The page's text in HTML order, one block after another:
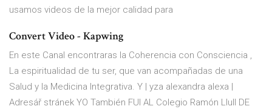
usamos videos de la mejor calidad para
Convert Video - Kapwing
En este Canal encontraras la Coherencia con Consciencia ,
La espiritualidad de tu ser, que van acompañadas de una
Salud y la Medicina Integrativa. Y | yza alexandra alexa |
Adresář stránek YO También FUI AL Colegio Ramón Llull DE